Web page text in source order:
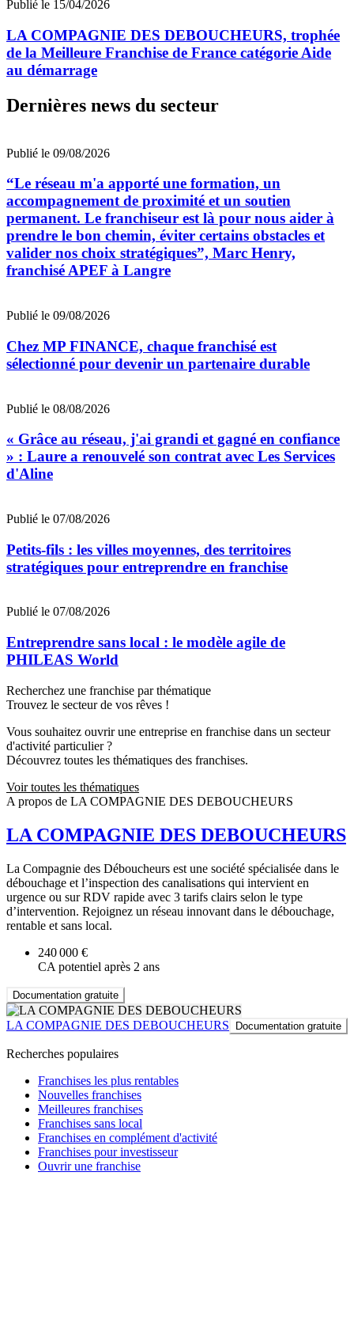
Publié le 15/04/2026
LA COMPAGNIE DES DEBOUCHEURS, trophée
de la Meilleure Franchise de France catégorie Aide
au démarrage
Dernières news du secteur
Publié le 09/08/2026
“Le réseau m'a apporté une formation, un
accompagnement de proximité et un soutien
permanent. Le franchiseur est là pour nous aider à
prendre le bon chemin, éviter certains obstacles et
valider nos choix stratégiques”, Marc Henry,
franchisé APEF à Langre
Publié le 09/08/2026
Chez MP FINANCE, chaque franchisé est
sélectionné pour devenir un partenaire durable
Publié le 08/08/2026
« Grâce au réseau, j'ai grandi et gagné en confiance
» : Laure a renouvelé son contrat avec Les Services
d'Aline
Publié le 07/08/2026
Petits-fils : les villes moyennes, des territoires
stratégiques pour entreprendre en franchise
Publié le 07/08/2026
Entreprendre sans local : le modèle agile de
PHILEAS World
Recherchez une franchise par thématique
Trouvez le secteur de vos rêves !
Vous souhaitez ouvrir une entreprise en franchise dans un secteur
d'activité particulier ?
Découvrez toutes les thématiques des franchises.
Voir toutes les thématiques
A propos de LA COMPAGNIE DES DEBOUCHEURS
LA COMPAGNIE DES DEBOUCHEURS
La Compagnie des Déboucheurs est une société spécialisée dans le
débouchage et l’inspection des canalisations qui intervient en
urgence ou sur RDV rapide avec 3 tarifs clairs selon le type
d’intervention. Rejoignez un réseau innovant dans le débouchage,
rentable et sans local.
240 000 €
CA potentiel après 2 ans
Documentation gratuite
LA COMPAGNIE DES DEBOUCHEURS Documentation gratuite
Recherches populaires
Franchises les plus rentables
Nouvelles franchises
Meilleures franchises
Franchises sans local
Franchises en complément d'activité
Franchises pour investisseur
Ouvrir une franchise